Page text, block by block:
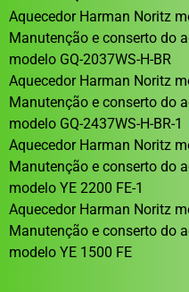
Aquecedor Harman Noritz
Manutenção e conserto do
modelo GQ-2037WS-H-BR
Aquecedor Harman Noritz
Manutenção e conserto do
modelo GQ-2437WS-H-BR-1
Aquecedor Harman Noritz
Manutenção e conserto do
modelo YE 2200 FE-1
Aquecedor Harman Noritz
Manutenção e conserto do
modelo YE 1500 FE